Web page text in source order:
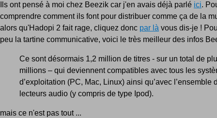
Ils ont pensé à moi chez Beezik car j'en avais déjà parlé ici.
comprendre comment ils font pour distribuer comme ça de la
alors qu'Hadopi 2 fait rage, cliquez donc par là vous dis-je !
peu la tartine communicative, voici le très meilleur des infos
Ce sont désormais 1,2 million de titres - sur un total de
millions – qui deviennent compatibles avec tous les
d’exploitation (PC, Mac, Linux) ainsi qu’avec l’ensemble
lecteurs audio (y compris de type Ipod).
mais ce n'est pas tout ...